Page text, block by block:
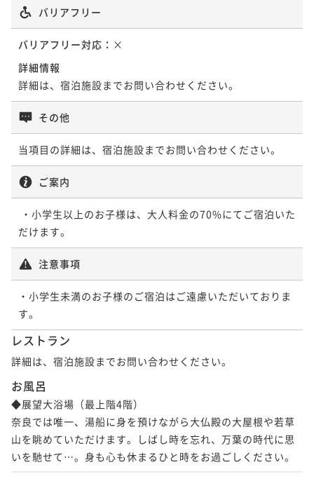
バリアフリー
バリアフリー対応： ×
詳細情報
詳細は、宿泊施設までお問い合わせください。
その他
当項目の詳細は、宿泊施設までお問い合わせください。
ご案内
注意事項
・小学生未満のお子様のご宿泊はご遠慮いただいておりま
レストラン
詳細は、宿泊施設までお問い合わせください。
お風呂
◆展望大浴場（最上階4階）
奈良では唯一、湯船に身を預けながら大仏殿の大屋根や若草
山を眺めていただけます。しばし時を忘れ、万葉の時代に思
いを馳せて…。身も心も休まるひと時をお過ごしください。